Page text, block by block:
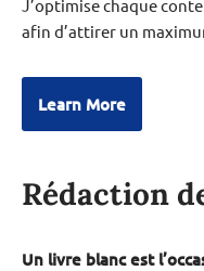
J’optimise chaque
afin d’attirer un
Learn More
Rédaction
Un livre blanc est